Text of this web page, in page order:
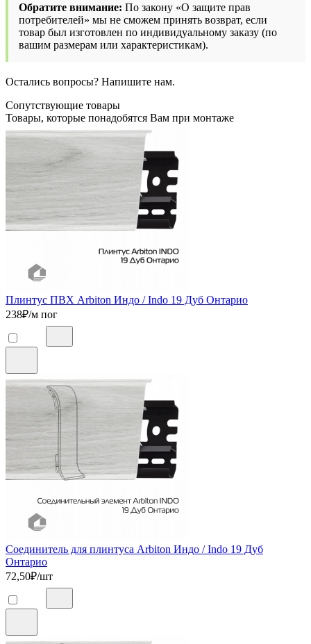
Обратите внимание: По закону «О защите прав
потребителей» мы не сможем принять возврат, если
товар был изготовлен по индивидуальному заказу (по
вашим размерам или характеристикам).
Остались вопросы? Напишите нам.
Сопутствующие товары
Товары, которые понадобятся Вам при монтаже
Плинтус ПВХ Arbiton Индо / Indo 19 Дуб Онтарио
238₽/м пог
Соединитель для плинтуса Arbiton Индо / Indo 19 Дуб
Онтарио
72,50₽/шт